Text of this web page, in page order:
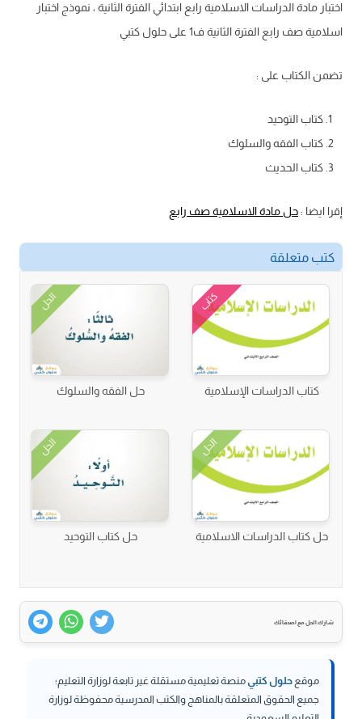
اختبار مادة الدراسات الاسلامية رابع ابتدائي الفترة الثانية ، نموذج اختبار
اسلامية صف رابع الفترة الثانية ف1 على حلول كتبي
تضمن الكتاب على :
كتاب التوحيد
كتاب الفقه والسلوك
كتاب الحديث
إقرا ايضا :حل مادة الاسلامية صف رابع
كتب متعلقة
كتاب
كتاب الدراسات الإسلامية
الحل
حل الفقه والسلوك
الحل
حل كتاب الدراسات الاسلامية
الحل
حل كتاب التوحيد
شارك الحل مع اصدقائك
موقع حلول كتبيمنصة تعليمية مستقلة غير تابعة لوزارة التعليم؛
جميع الحقوق المتعلقة بالمناهج والكتب المدرسية محفوظة لوزارة